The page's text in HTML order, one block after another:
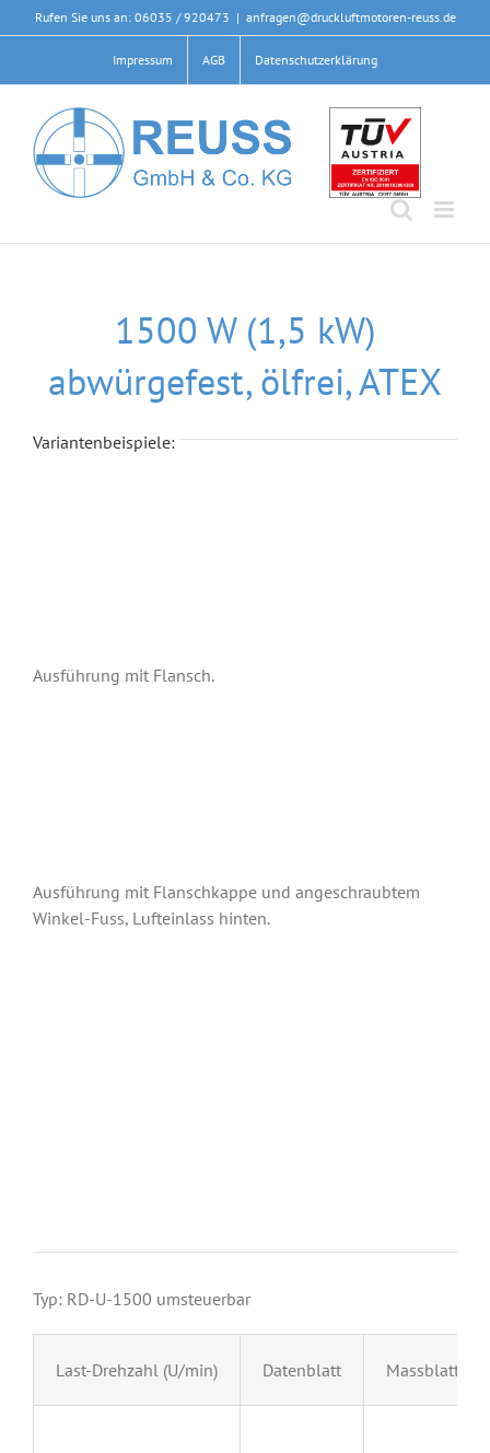
Inhalt
Rufen Sie uns an: 06035 / 920473 | anfragen@druckluftmotoren-reuss.de
Impressum AGB Datenschutzerklärung
1500 W (1,5 kW)
abwürgefest, ölfrei, ATEX
Variantenbeispiele:
Ausführung mit Flansch.
Ausführung mit Flanschkappe und angeschraubtem
Winkel-Fuss, Lufteinlass hinten.
Typ: RD-U-1500 umsteuerbar
Last-Drehzahl (U/min) Datenblatt Massblatt